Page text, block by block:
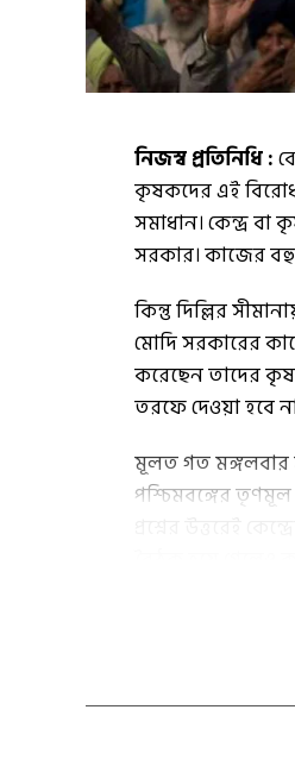
নিজস্ব প্রতিনিধি :
কৃষকদের এই
সমাধান। কেন্দ্র
সরকার। কাজের
কিন্তু দিল্লির
মোদি সরকারের
করেছেন তাদের
তরফে দেওয়া হবে
মূলত গত মঙ্গলবার
পশ্চিমবঙ্গের
বৈঠক হয়ে